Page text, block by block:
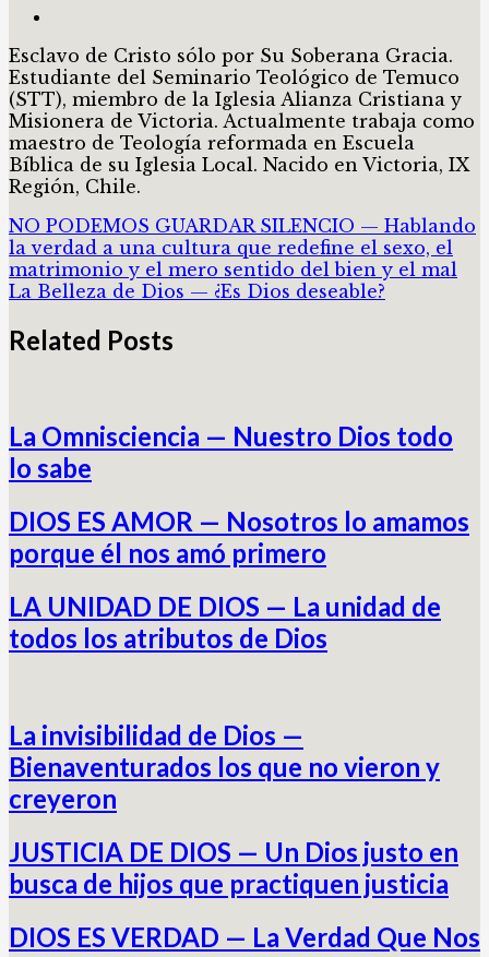
Esclavo de Cristo sólo por Su Soberana Gracia.
Estudiante del Seminario Teológico de Temuco
(STT), miembro de la Iglesia Alianza Cristiana y
Misionera de Victoria. Actualmente trabaja como
maestro de Teología reformada en Escuela
Bíblica de su Iglesia Local. Nacido en Victoria, IX
Región, Chile.
NO PODEMOS GUARDAR SILENCIO — Hablando
la verdad a una cultura que redefine el sexo, el
matrimonio y el mero sentido del bien y el mal
La Belleza de Dios — ¿Es Dios deseable?
Related Posts
La Omnisciencia — Nuestro Dios todo
lo sabe
DIOS ES AMOR — Nosotros lo amamos
porque él nos amó primero
LA UNIDAD DE DIOS — La unidad de
todos los atributos de Dios
La invisibilidad de Dios —
Bienaventurados los que no vieron y
creyeron
JUSTICIA DE DIOS — Un Dios justo en
busca de hijos que practiquen justicia
DIOS ES VERDAD — La Verdad Que Nos